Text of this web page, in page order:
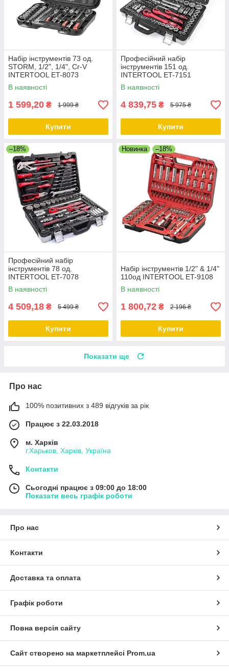
Набір інструментів 73 од.
STORM, 1/2", 1/4", Сг-V
INTERTOOL ET-8073
В наявності
1 599,20 ₴ 1 999 ₴
Купити
Професійний набір
інструментів 151 од.
INTERTOOL ET-7151
В наявності
4 839,75 ₴ 5 975 ₴
Купити
–18%
Професійний набір
інструментів 78 од.
INTERTOOL ET-7078
В наявності
4 509,18 ₴ 5 499 ₴
Купити
Новинка –18%
Набір інструментів 1/2" & 1/4"
110од INTERTOOL ET-9108
В наявності
1 800,72 ₴ 2 196 ₴
Купити
Показати ще
Про нас
100% позитивних з 489 відгуків за рік
Працює з 22.03.2018
м. Харків
г.Харьков, Харків, Україна
Контакти
Сьогодні працює з 09:00 до 18:00
Показати весь графік роботи
Про нас
Контакти
Доставка та оплата
Графік роботи
Повна версія сайту
Сайт створено на маркетплейсі Prom.ua